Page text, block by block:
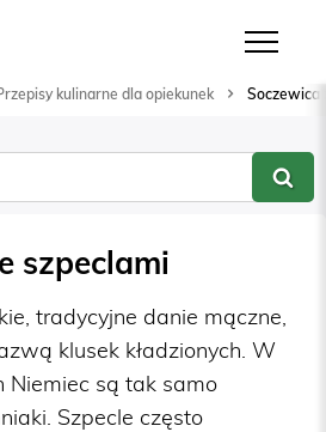
kulinarne dla opiekunek Soczewica
szpeclami
tradycyjne danie mączne,
klusek kładzionych. W
Niemiec są tak samo
Szpecle często